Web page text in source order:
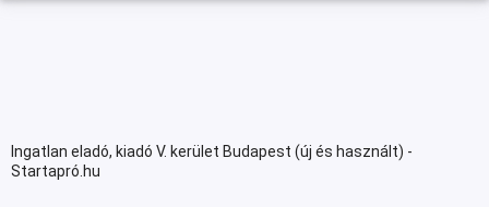
Ingatlan eladó, kiadó V. kerület Budapest (új és használt) -
Startapró.hu